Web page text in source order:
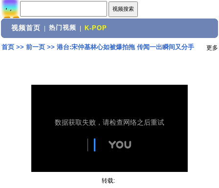
视频首页 热门视频 K-POP
首页>> 前一页>> 港台:宋仲基林心如被爆拍拖 传闻一出瞬间又分手 更多
转载: